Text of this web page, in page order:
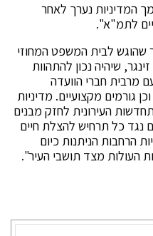
המדיניות נערך לאחר
לתמ"א".
שהוגש לבית המשפט המחוזי
שיהיה נכון להתהוות
מרבית חברי הוועדה
גורמים מקצועיים. מדיניות
העירונית לחזק מבנים
נגד כל תרחיש להצלת חיים
הרחבות הניתנות כיום
העולות מצד תושבי העיר".